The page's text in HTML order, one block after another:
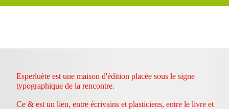
Esperluète est une maison d'édition placée sous le signe
typographique de la rencontre.
Ce & est un lien, entre écrivains et plasticiens, entre le livre et